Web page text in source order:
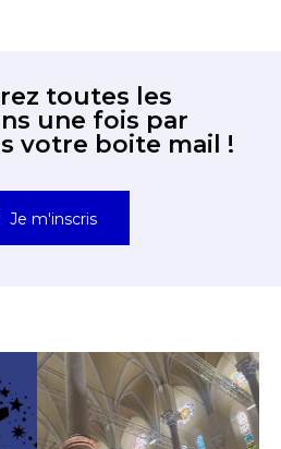
toutes les
une fois par
votre boite mail !
Je m'inscris